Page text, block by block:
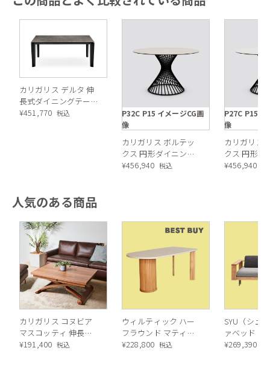
カリガリス デルタ 伸
長式ダイニングテーブ
ル ／ Calligaris DELTA
¥451,770 税込
P32C P15 イメージCG画
像
カリガリス ボルテッ
クス 円形ダイニング
テーブル (セラミック)
¥456,940 税込
P27C P15 イ
像
カリガリス
クス 円形ダ
テーブル (
¥456,940
人気のある商品
カリガリス コヌビア
マスコッティ 伸長・
昇降式テーブル ／
¥191,400 税込
ウィルティック ハー
フラウンド マティエ
ラ塗装 ダイニングテ
¥228,800 税込
SYU（シュ
ァベッド（
ル）190cm
¥269,390